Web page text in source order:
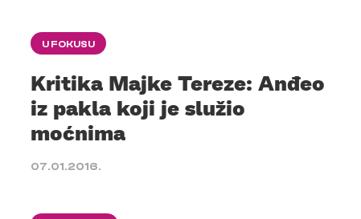
U FOKUSU
Kritika Majke Tereze: Anđeo
iz pakla koji je služio
moćnima
07.01.2016.